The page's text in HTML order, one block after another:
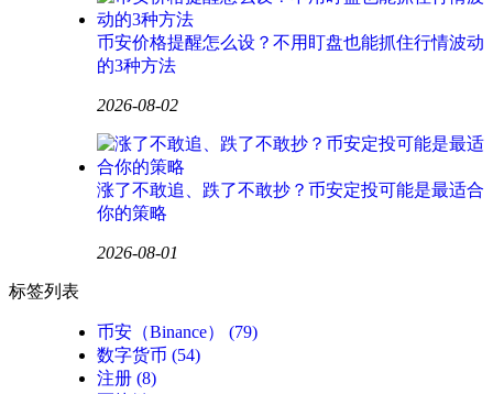
币安价格提醒怎么设？不用盯盘也能抓住行情波动
的3种方法
2026-08-02
涨了不敢追、跌了不敢抄？币安定投可能是最适合
你的策略
2026-08-01
标签列表
币安（Binance）
(79)
数字货币 (54)
注册 (8)